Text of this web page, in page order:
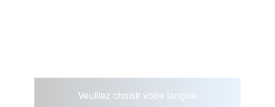
Veuillez choisir votre langue